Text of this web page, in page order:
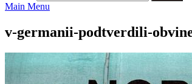
Main Menu
v-germanii-podtverdili-